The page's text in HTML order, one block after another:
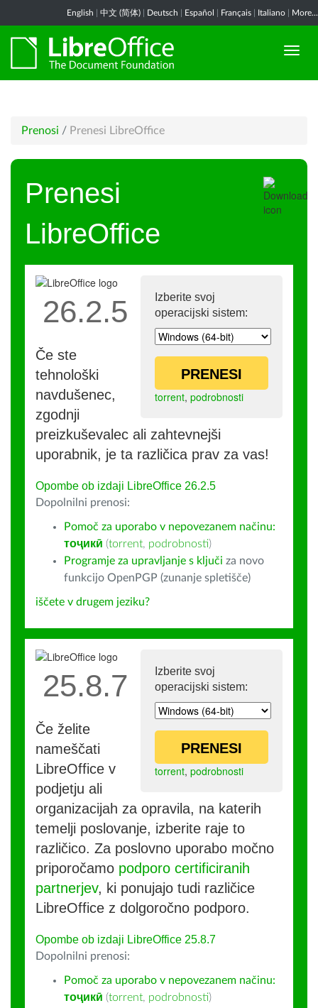
English 中文 (简体) Deutsch Español Français Italiano More...
Prenosi / Prenesi LibreOffice
Prenesi
LibreOffice
Izberite svoj
operacijski sistem:
PRENESI
torrent, podrobnosti
26.2.5
Če ste
tehnološki
navdušenec,
zgodnji
preizkuševalec ali zahtevnejši
uporabnik, je ta različica prav za vas!
Opombe ob izdaji LibreOffice 26.2.5
Dopolnilni prenosi:
Pomoč za uporabo v nepovezanem načinu:
тоҷикӣ (torrent, podrobnosti)
Programje za upravljanje s ključi za novo
funkcijo OpenPGP (zunanje spletišče)
iščete v drugem jeziku?
Izberite svoj
operacijski sistem:
PRENESI
torrent, podrobnosti
25.8.7
Če želite
nameščati
LibreOffice v
podjetju ali
organizacijah za opravila, na katerih
temelji poslovanje, izberite raje to
različico. Za poslovno uporabo močno
priporočamo podporo certificiranih
partnerjev, ki ponujajo tudi različice
LibreOffice z dolgoročno podporo.
Opombe ob izdaji LibreOffice 25.8.7
Dopolnilni prenosi:
Pomoč za uporabo v nepovezanem načinu:
тоҷикӣ (torrent, podrobnosti)